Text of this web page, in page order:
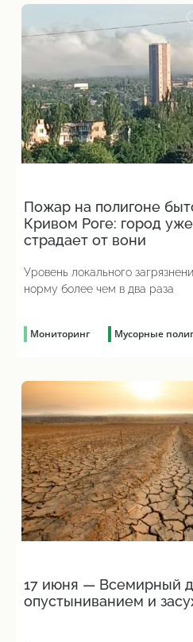
Пожар на полигоне
Кривом Роге: город
страдает от вони
Уровень локального
норму более чем в два раза
Мониторинг Мусорные
17 июня — Всемирный
опустыниванием и